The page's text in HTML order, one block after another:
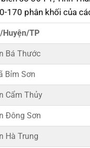
170 phân khối của
Huyện/TP
Bá Thước
Bỉm Sơn
Cẩm Thủy
Đông Sơn
Hà Trung